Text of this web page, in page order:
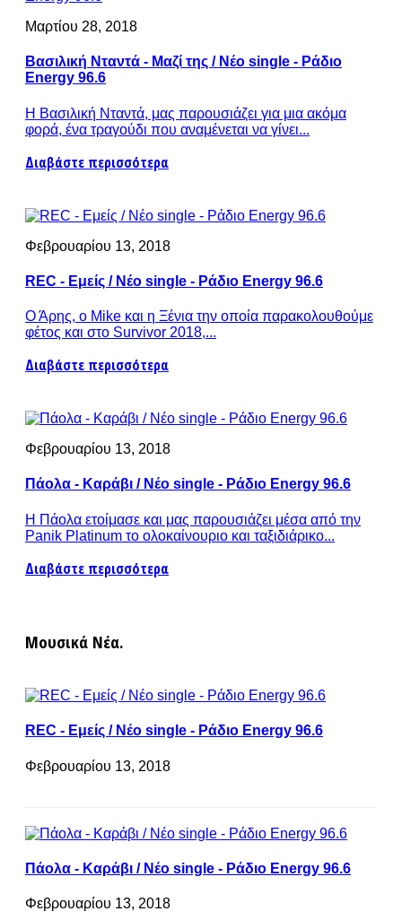
Μαρτίου 28, 2018
Βασιλική Νταντά - Μαζί της / Νέο single - Ράδιο
Energy 96.6
Η Βασιλική Νταντά, μας παρουσιάζει για μια ακόμα
φορά, ένα τραγούδι που αναμένεται να γίνει...
Διαβάστε περισσότερα
Φεβρουαρίου 13, 2018
REC - Εμείς / Νέο single - Ράδιο Energy 96.6
Ο Άρης, ο Mike και η Ξένια την οποία παρακολουθούμε
φέτος και στο Survivor 2018,...
Διαβάστε περισσότερα
Φεβρουαρίου 13, 2018
Πάολα - Καράβι / Νέο single - Ράδιο Energy 96.6
Η Πάολα ετοίμασε και μας παρουσιάζει μέσα από την
Panik Platinum το ολοκαίνουριο και ταξιδιάρικο...
Διαβάστε περισσότερα
Μουσικά Νέα.
REC - Εμείς / Νέο single - Ράδιο Energy 96.6
Φεβρουαρίου 13, 2018
Πάολα - Καράβι / Νέο single - Ράδιο Energy 96.6
Φεβρουαρίου 13, 2018